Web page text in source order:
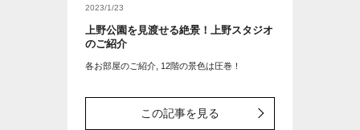
2023/1/23
上野公園を見渡せる絶景！上野スタジオ
のご紹介
各お部屋のご紹介, 12階の景色は圧巻！
この記事を見る